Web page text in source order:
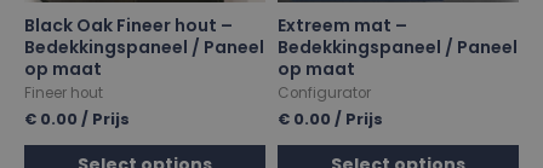
Black Oak Fineer hout –
Bedekkingspaneel / Paneel
op maat
Fineer hout
€ 0.00 / Prijs
Extreem mat –
Bedekkingspaneel / Paneel
op maat
Configurator
€ 0.00 / Prijs